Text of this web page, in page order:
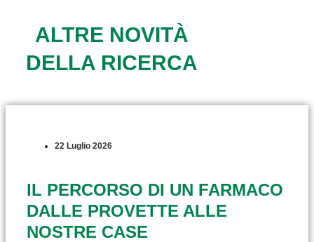
ALTRE NOVITÀ
DELLA RICERCA
22 Luglio 2026
IL PERCORSO DI UN FARMACO
DALLE PROVETTE ALLE
NOSTRE CASE